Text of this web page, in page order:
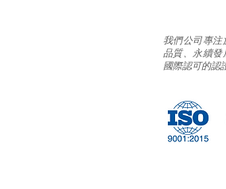
我們公司專
品質、永續發
國際認可的認